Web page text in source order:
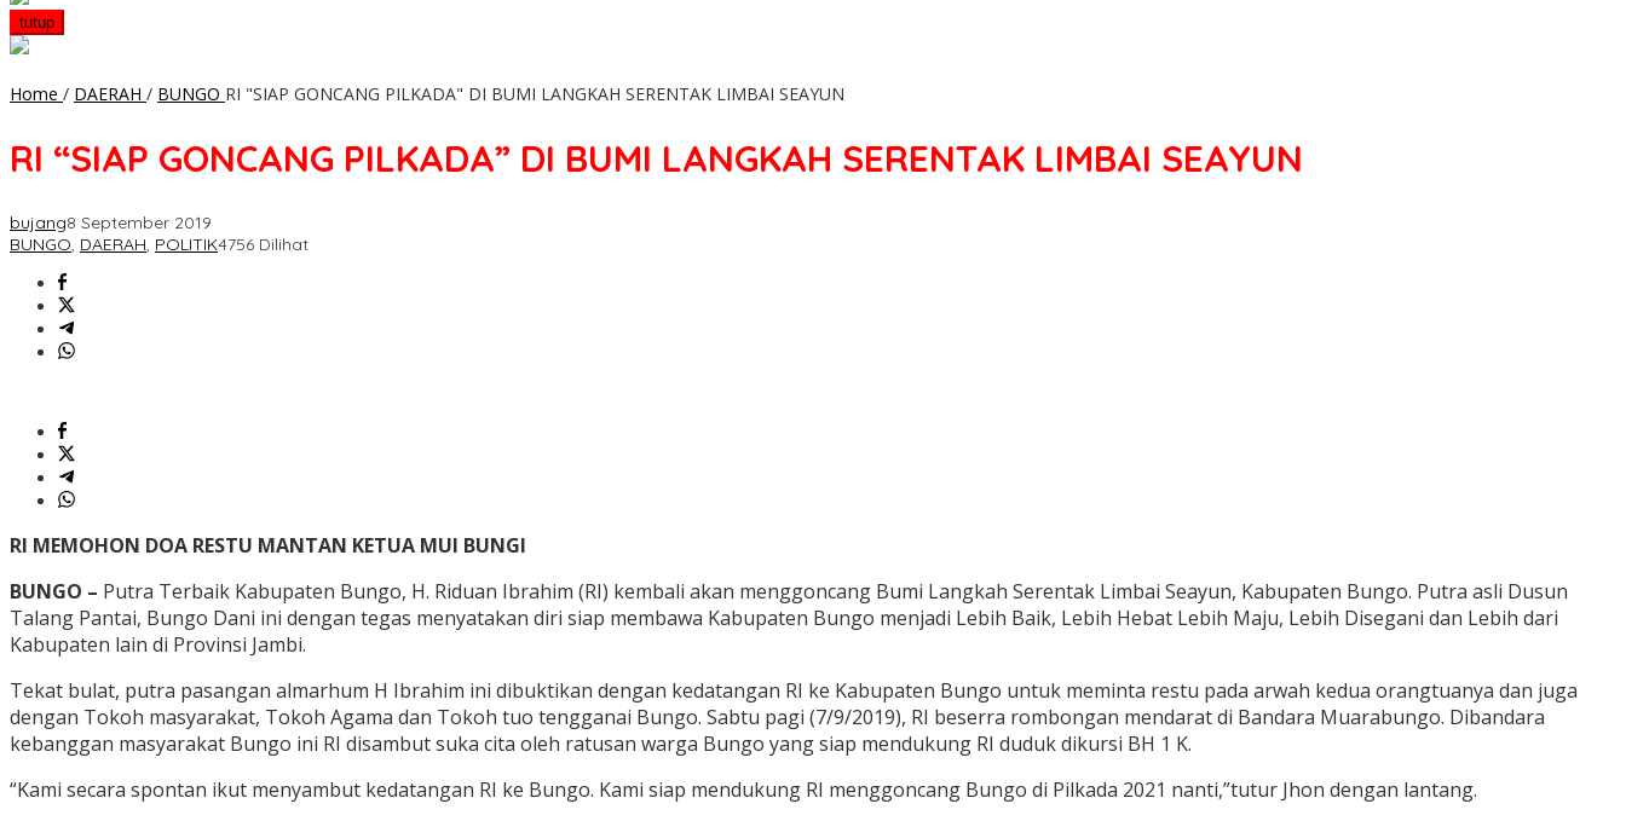
tutup
Home / DAERAH / BUNGO RI "SIAP GONCANG PILKADA" DI BUMI LANGKAH SERENTAK LIMBAI SEAYUN
RI “SIAP GONCANG PILKADA” DI BUMI LANGKAH SERENTAK LIMBAI SEAYUN
bujang8 September 2019
BUNGO, DAERAH, POLITIK4756 Dilihat
RI MEMOHON DOA RESTU MANTAN KETUA MUI BUNGI
BUNGO – Putra Terbaik Kabupaten Bungo, H. Riduan Ibrahim (RI) kembali akan menggoncang Bumi Langkah Serentak Limbai Seayun, Kabupaten Bungo. Putra asli Dusun
Talang Pantai, Bungo Dani ini dengan tegas menyatakan diri siap membawa Kabupaten Bungo menjadi Lebih Baik, Lebih Hebat Lebih Maju, Lebih Disegani dan Lebih dari
Kabupaten lain di Provinsi Jambi.
Tekat bulat, putra pasangan almarhum H Ibrahim ini dibuktikan dengan kedatangan RI ke Kabupaten Bungo untuk meminta restu pada arwah kedua orangtuanya dan juga
dengan Tokoh masyarakat, Tokoh Agama dan Tokoh tuo tengganai Bungo. Sabtu pagi (7/9/2019), RI beserra rombongan mendarat di Bandara Muarabungo. Dibandara
kebanggan masyarakat Bungo ini RI disambut suka cita oleh ratusan warga Bungo yang siap mendukung RI duduk dikursi BH 1 K.
“Kami secara spontan ikut menyambut kedatangan RI ke Bungo. Kami siap mendukung RI menggoncang Bungo di Pilkada 2021 nanti,”tutur Jhon dengan lantang.